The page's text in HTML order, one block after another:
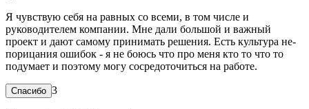
Я чувствую себя на равных со всеми, в том числе и
руководителем компании. Мне дали большой и важный
проект и дают самому принимать решения. Есть культура не-
порицания ошибок - я не боюсь что про меня кто то что то
подумает и поэтому могу сосредоточиться на работе.
3